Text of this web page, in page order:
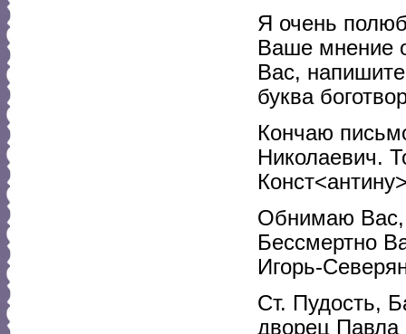
Я очень
Ваше мнение
Вас,
буква
Кончаю
Николаевич.
Обнимаю Вас,
Бессмертно
Игорь-
Ст. Пудость,
дворец Павла